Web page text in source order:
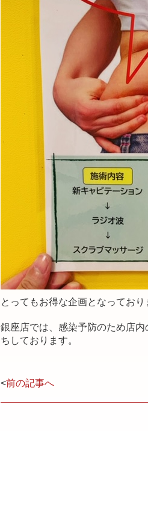
とってもお得な企画となってお
銀座店では、感染予防のため店
ちしております。
<前の記事へ